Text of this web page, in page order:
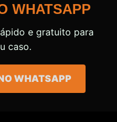
WHATSAPP
e gratuito para
caso.
WHATSAPP